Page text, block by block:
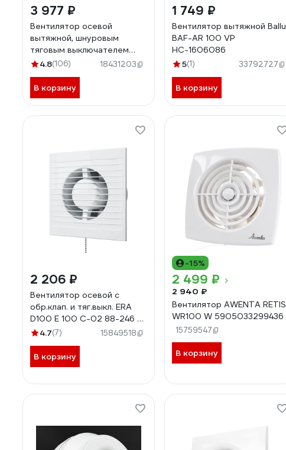
3 977 ₽
Вентилятор осевой
вытяжной, шнуровым
тяговым выключателем
DICITI D 123 90-06410
4.8(106) 18431203
В корзину
1 749 ₽
Вентилятор вытяжной Ballu
BAF-AR 100 VP
НС-1606086
5(1) 33792727
В корзину
2 206 ₽
Вентилятор осевой с
обр.клап. и тяг.выкл. ERA
D100 E 100 С-02 88-246 E
100S C -02
4.7(7) 15849518
В корзину
-15%
2 499 ₽
2 940 ₽
Вентилятор AWENTA RETIS
WR100 W 5905033299436
15759547
В корзину